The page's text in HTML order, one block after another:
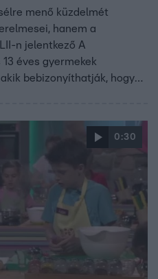
menő küzdelmét
hanem a
n jelentkező A
éves gyermekek
bebizonyíthatják, hogy
és Vajda Pierre-t.
0:30